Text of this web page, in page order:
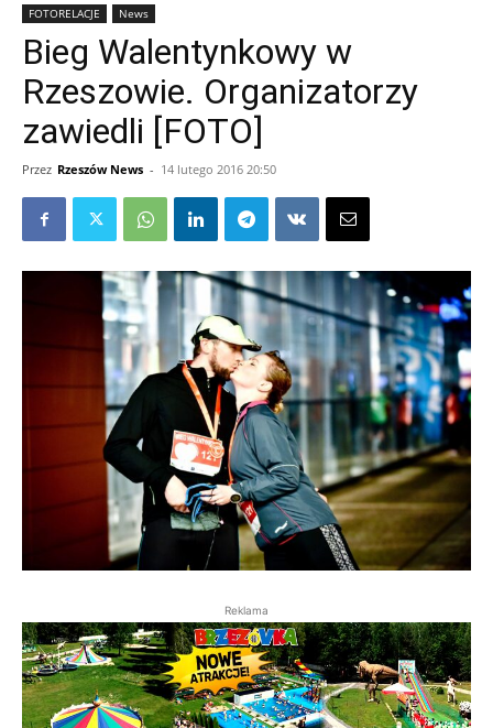
FOTORELACJE News
Bieg Walentynkowy w
Rzeszowie. Organizatorzy
zawiedli [FOTO]
Przez Rzeszów News - 14 lutego 2016 20:50
Reklama